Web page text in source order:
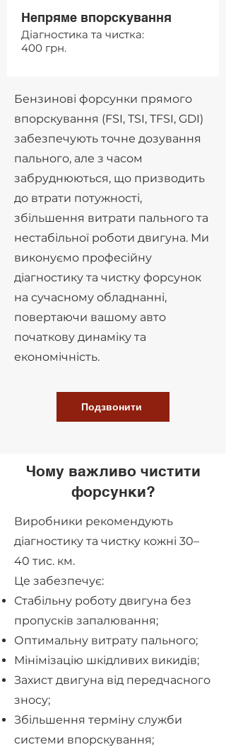
Непряме впорскування
Діагностика та чистка:
400 грн.
Бензинові форсунки прямого
впорскування (FSI, TSI, TFSI, GDI)
забезпечують точне дозування
пального, але з часом
забруднюються, що призводить
до втрати потужності,
збільшення витрати пального та
нестабільної роботи двигуна. Ми
виконуємо професійну
діагностику та чистку форсунок
на сучасному обладнанні,
повертаючи вашому авто
початкову динаміку та
економічність.
Подзвонити
Чому важливо чистити
форсунки?
Виробники рекомендують
діагностику та чистку кожні 30–
40 тис. км.
Це забезпечує:
Стабільну роботу двигуна без
пропусків запалювання;
Оптимальну витрату пального;
Мінімізацію шкідливих викидів;
Захист двигуна від передчасного
зносу;
Збільшення терміну служби
системи впорскування;